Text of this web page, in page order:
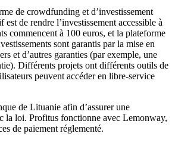
de crowdfunding et d’investissement
de rendre l’investissement accessible à
commencent à 100 euros, et la plateforme
sont garantis par la mise en
et d’autres garanties (par exemple, une
Différents projets ont différents outils de
peuvent accéder en libre-service
de Lituanie afin d’assurer une
la loi. Profitus fonctionne avec Lemonway,
de paiement réglementé.